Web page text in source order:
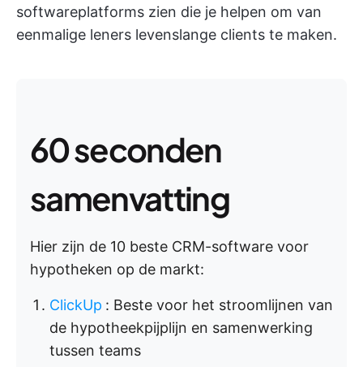
softwareplatforms zien die je helpen om van
eenmalige leners levenslange clients te maken.
60 seconden
samenvatting
Hier zijn de 10 beste CRM-software voor
hypotheken op de markt:
ClickUp : Beste voor het stroomlijnen van
de hypotheekpijplijn en samenwerking
tussen teams